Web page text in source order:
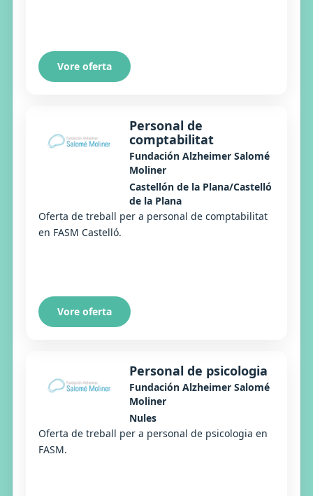
Vore oferta
Personal de
comptabilitat
Fundación Alzheimer Salomé
Moliner
Castellón de la Plana/Castelló
de la Plana
Oferta de treball per a personal de comptabilitat
en FASM Castelló.
Vore oferta
Personal de psicologia
Fundación Alzheimer Salomé
Moliner
Nules
Oferta de treball per a personal de psicologia en
FASM.